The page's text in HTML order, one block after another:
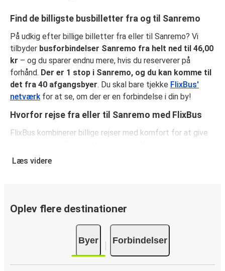
Find de billigste busbilletter fra og til Sanremo
På udkig efter billige billetter fra eller til Sanremo? Vi
tilbyder busforbindelser Sanremo fra helt ned til 46,00
kr – og du sparer endnu mere, hvis du reserverer på
forhånd. Der er 1 stop i Sanremo, og du kan komme til
det fra 40 afgangsbyer. Du skal bare tjekke FlixBus'
netværk for at se, om der er en forbindelse i din by!
Hvorfor rejse fra eller til Sanremo med FlixBus
FlixBus kombinerer billige rejser med komfort for at give
rejse fra eller til Sanremo med vores faciliteter ombord,
Sådan reserverer du din busbillet fra eller til
Sådan reserverer du nemt en billet hos FlixBus: på denne
hjemmeside eller i den gratis FlixBus-app kan du
gennemføre din reservation med få klik. Når du køber din
Læs videre
Oplev flere destinationer
Byer Forbindelser